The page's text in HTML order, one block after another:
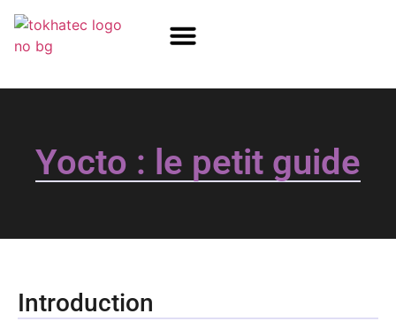
Yocto : le petit guide
Introduction